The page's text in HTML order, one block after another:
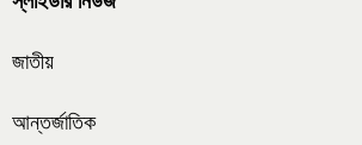
জাতীয়
আন্তর্জাতিক